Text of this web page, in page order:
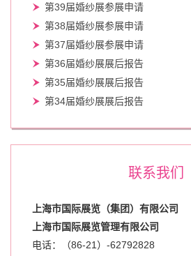
第39届婚纱展参展申请
第38届婚纱展参展申请
第37届婚纱展参展申请
第36届婚纱展展后报告
第35届婚纱展展后报告
第34届婚纱展展后报告
联系我们
上海市国际展览（集团）有限公司
上海市国际展览管理有限公司
电话：（86-21）-62792828